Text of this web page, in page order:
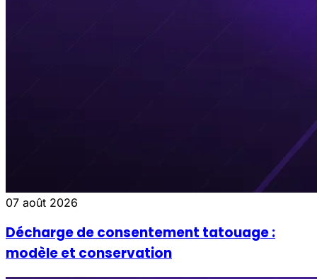
07 août 2026
Décharge de consentement tatouage :
modèle et conservation